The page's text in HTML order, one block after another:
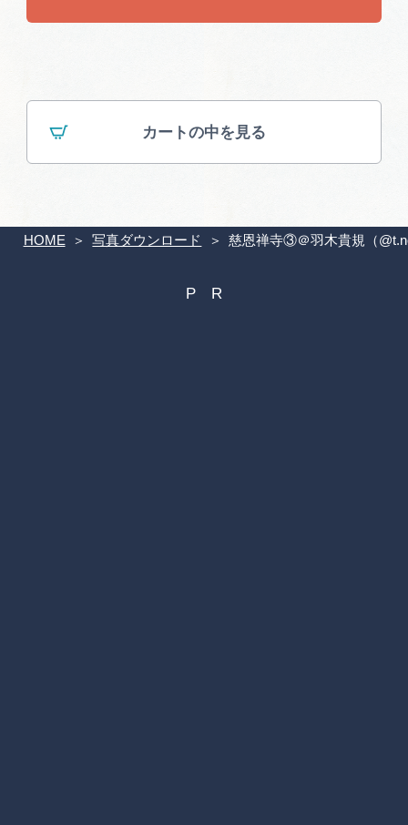
HOME 写真ダウンロード 慈恩禅寺③＠羽木貴規（
カートの中を見る